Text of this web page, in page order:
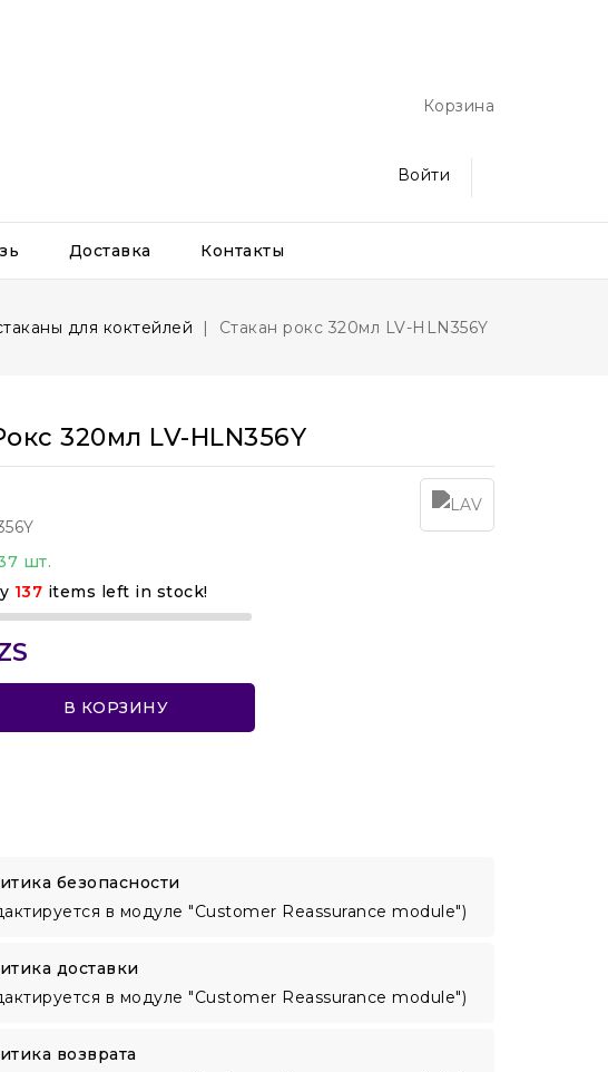
Корзина
Войти
Доставка Контакты
для коктейлей Стакан рокс 320мл LV-HLN356Y
320мл LV-HLN356Y
шт.
137 items left in stock!
В КОРЗИНУ
безопасности
в модуле "Customer Reassurance module")
доставки
в модуле "Customer Reassurance module")
возврата